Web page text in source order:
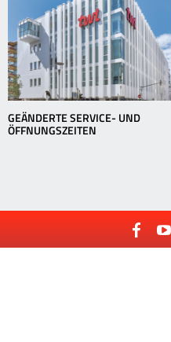
GEÄNDERTE SERVICE- UND
ÖFFNUNGSZEITEN